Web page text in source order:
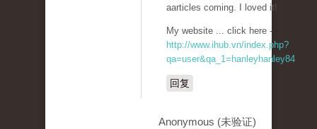
aarticles coming. I loved it!
My website ... click here -
http://www.ihub.vn/index.php?
qa=user&qa_1=hanleyhanley84
回复
Anonymous (未验证)